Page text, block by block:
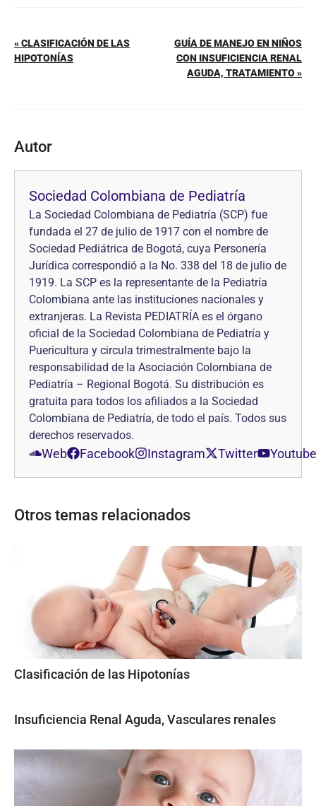
« CLASIFICACIÓN DE LAS
HIPOTONÍAS
GUÍA DE MANEJO EN NIÑOS
CON INSUFICIENCIA RENAL
AGUDA, TRATAMIENTO »
Autor
Sociedad Colombiana de Pediatría
La Sociedad Colombiana de Pediatría (SCP) fue
fundada el 27 de julio de 1917 con el nombre de
Sociedad Pediátrica de Bogotá, cuya Personería
Jurídica correspondió a la No. 338 del 18 de julio de
1919. La SCP es la representante de la Pediatría
Colombiana ante las instituciones nacionales y
extranjeras. La Revista PEDIATRÍA es el órgano
oficial de la Sociedad Colombiana de Pediatría y
Puericultura y circula trimestralmente bajo la
responsabilidad de la Asociación Colombiana de
Pediatría – Regional Bogotá. Su distribución es
gratuita para todos los afiliados a la Sociedad
Colombiana de Pediatría, de todo el país. Todos sus
derechos reservados.
Web Facebook Instagram Twitter Youtube
Otros temas relacionados
Clasificación de las Hipotonías
Insuficiencia Renal Aguda, Vasculares renales